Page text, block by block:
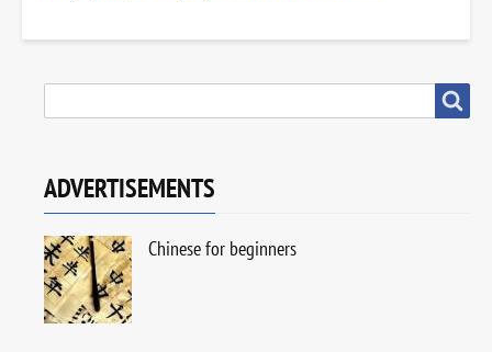
ADVERTISEMENTS
Chinese for beginners